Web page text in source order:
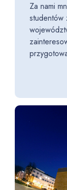
Za nami
studentów